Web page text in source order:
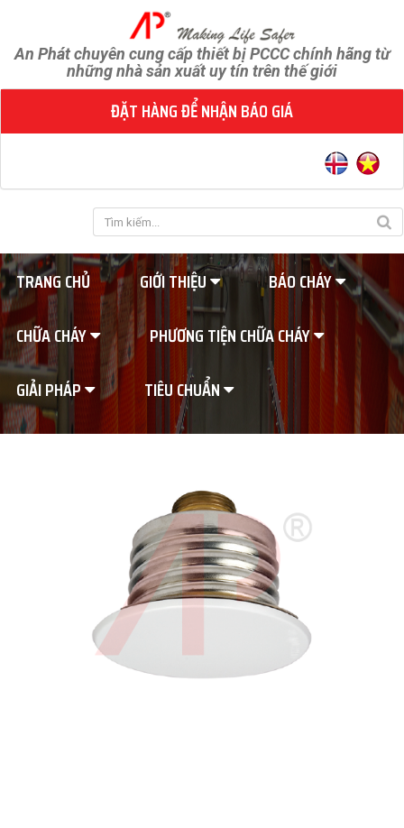
An Phát chuyên cung cấp thiết bị PCCC chính hãng từ
những nhà sản xuất uy tín trên thế giới
ĐẶT HÀNG ĐỂ NHẬN BÁO GIÁ
TRANG CHỦ GIỚI THIỆU
BÁO CHÁY
CHỮA CHÁY
PHƯƠNG TIỆN CHỮA CHÁY
GIẢI PHÁP
TIÊU CHUẨN